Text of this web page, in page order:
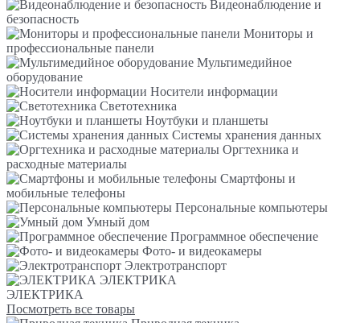
Видеонаблюдение и
безопасность
Мониторы и
профессиональные панели
Мультимедийное
оборудование
Носители информации
Светотехника
Ноутбуки и планшеты
Системы хранения данных
Оргтехника и
расходные материалы
Смартфоны и
мобильные телефоны
Персональные компьютеры
Умный дом
Программное обеспечение
Фото- и видеокамеры
Электротранспорт
ЭЛЕКТРИКА
ЭЛЕКТРИКА
Посмотреть все товары